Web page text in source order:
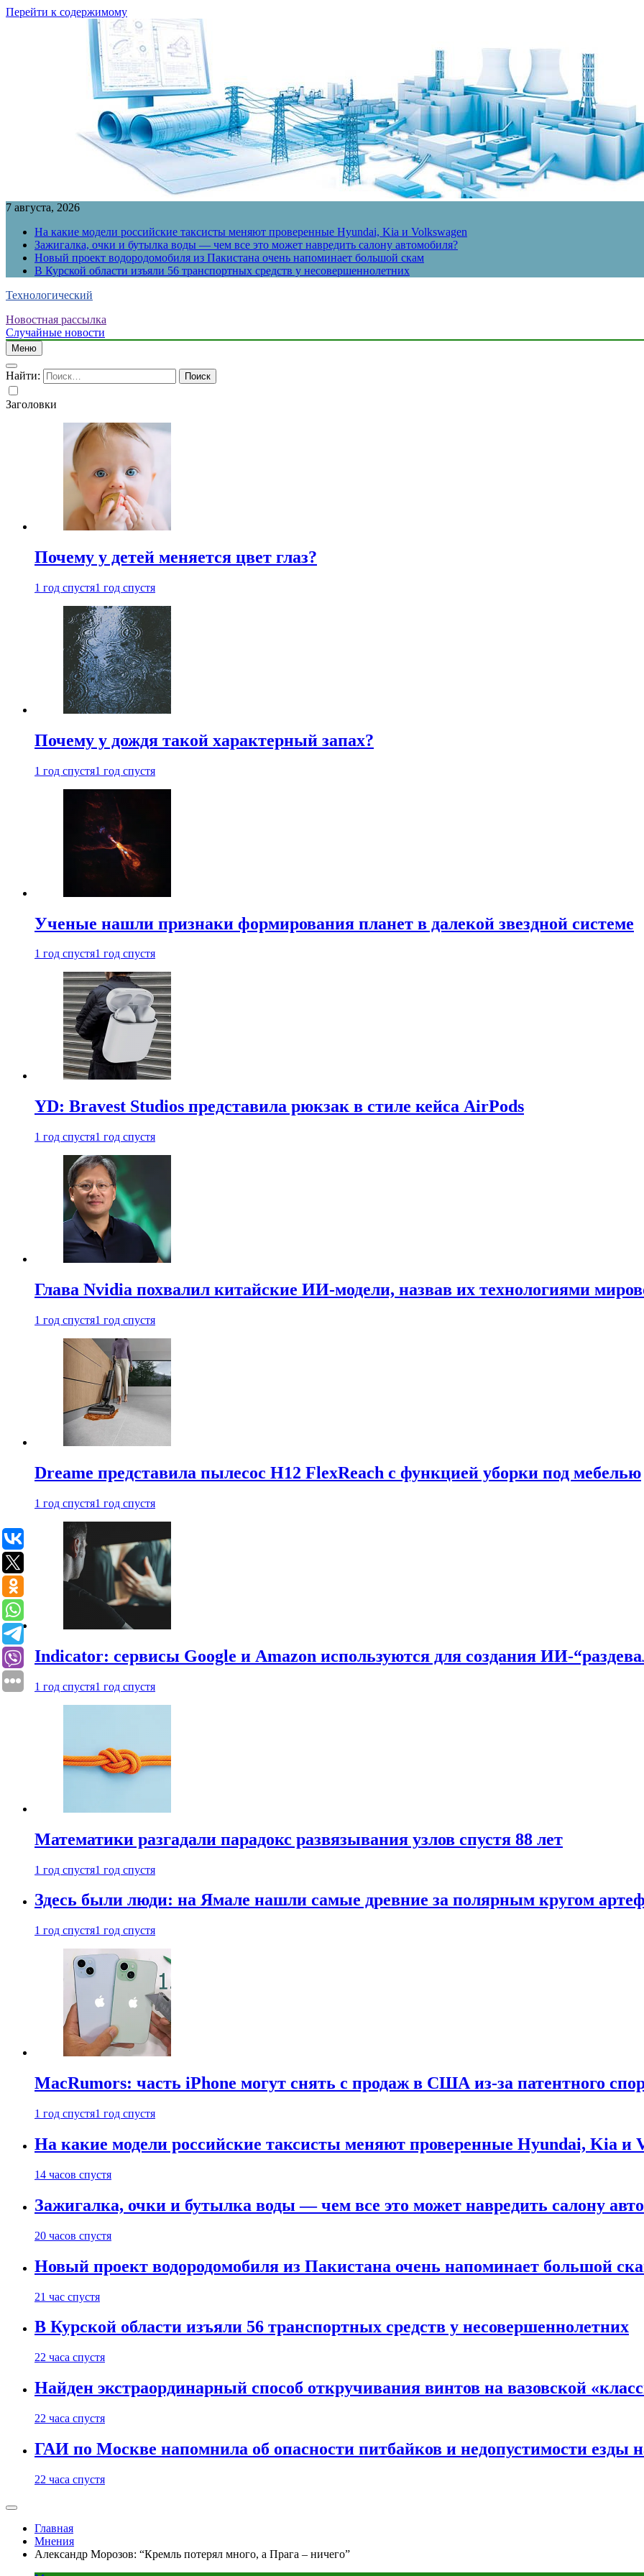
Перейти к содержимому
7 августа, 2026
На какие модели российские таксисты меняют проверенные Hyundai, Kia и Volkswagen
Зажигалка, очки и бутылка воды — чем все это может навредить салону автомобиля?
Новый проект водородомобиля из Пакистана очень напоминает большой скам
В Курской области изъяли 56 транспортных средств у несовершеннолетних
Технологический
Новостная рассылка
Случайные новости
Меню
Найти:
Заголовки
Почему у детей меняется цвет глаз?
1 год спустя1 год спустя
Почему у дождя такой характерный запах?
1 год спустя1 год спустя
Ученые нашли признаки формирования планет в далекой звездной системе
1 год спустя1 год спустя
YD: Bravest Studios представила рюкзак в стиле кейса AirPods
1 год спустя1 год спустя
Глава Nvidia похвалил китайские ИИ-модели, назвав их технологиями
1 год спустя1 год спустя
Dreame представила пылесос H12 FlexReach с функцией уборки под мебелью
1 год спустя1 год спустя
Indicator: сервисы Google и Amazon используются для создания ИИ-
1 год спустя1 год спустя
Математики разгадали парадокс развязывания узлов спустя 88 лет
1 год спустя1 год спустя
Здесь были люди: на Ямале нашли самые древние за полярным кругом
1 год спустя1 год спустя
MacRumors: часть iPhone могут снять с продаж в США из-за патентного
1 год спустя1 год спустя
На какие модели российские таксисты меняют проверенные Hyundai, Kia и
14 часов спустя
Зажигалка, очки и бутылка воды — чем все это может навредить салону
20 часов спустя
Новый проект водородомобиля из Пакистана очень напоминает большой
21 час спустя
В Курской области изъяли 56 транспортных средств у несовершеннолетних
22 часа спустя
Найден экстраординарный способ откручивания винтов на вазовской
22 часа спустя
ГАИ по Москве напомнила об опасности питбайков и недопустимости езды
22 часа спустя
Главная
Мнения
Александр Морозов: “Кремль потерял много, а Прага – ничего”